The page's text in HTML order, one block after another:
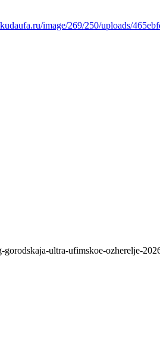
image/269/250/uploads/
gorodskaja-ultra-ufimskoe-ozherelje-